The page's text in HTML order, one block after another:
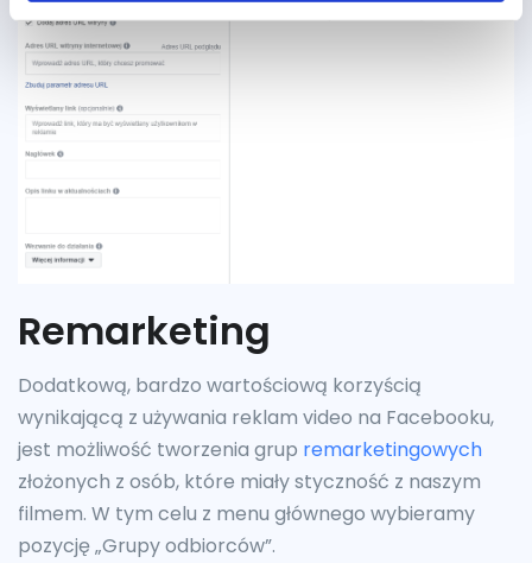
Remarketing
Dodatkową, bardzo wartościową korzyścią
wynikającą z używania reklam video na Facebooku,
jest możliwość tworzenia grup remarketingowych
złożonych z osób, które miały styczność z naszym
filmem. W tym celu z menu głównego wybieramy
pozycję „Grupy odbiorców”.